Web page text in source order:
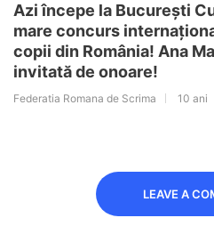
Azi începe la București
mare concurs
copii din România! Ana
invitată de onoare!
Federatia Romana de Scrima 10 ani
LEAVE A